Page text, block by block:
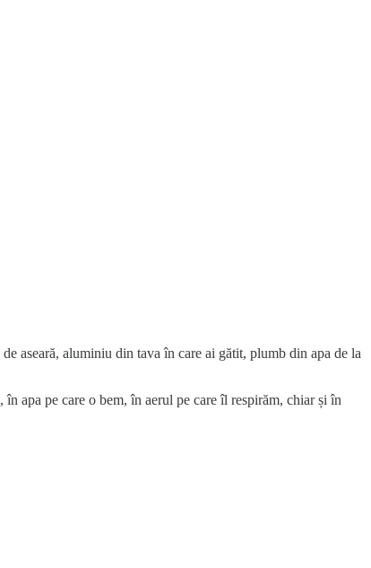
aseară, aluminiu din tava în care ai gătit, plumb din apa de la
apa pe care o bem, în aerul pe care îl respirăm, chiar și în